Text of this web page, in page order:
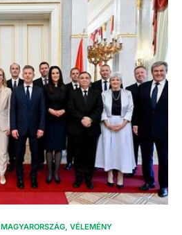
MAGYARORSZÁG VÉLEMÉNY